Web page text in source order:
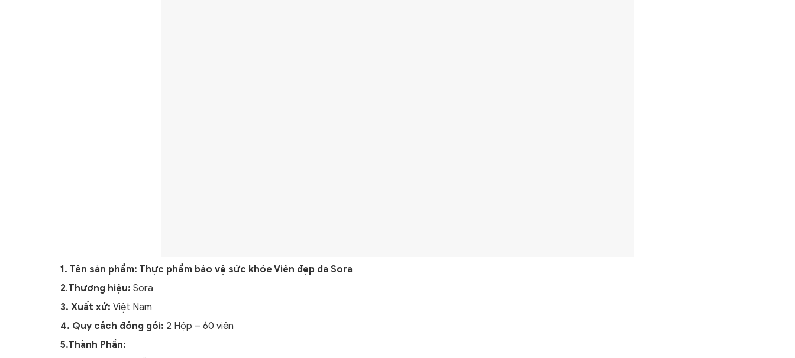
1. Tên sản phẩm: Thực phẩm bảo vệ sức khỏe Viên đẹp da Sora
2.Thương hiệu: Sora
3. Xuất xứ: Việt Nam
4. Quy cách đóng gói: 2 Hộp – 60 viên
5.Thành Phần: